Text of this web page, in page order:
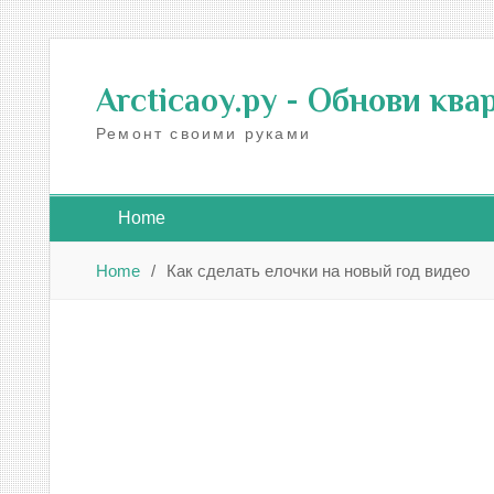
Skip
to
contentArcticaoy.ру - Обнови
Ремонт своими руками
Home
Home Как сделать елочки на новый год видео